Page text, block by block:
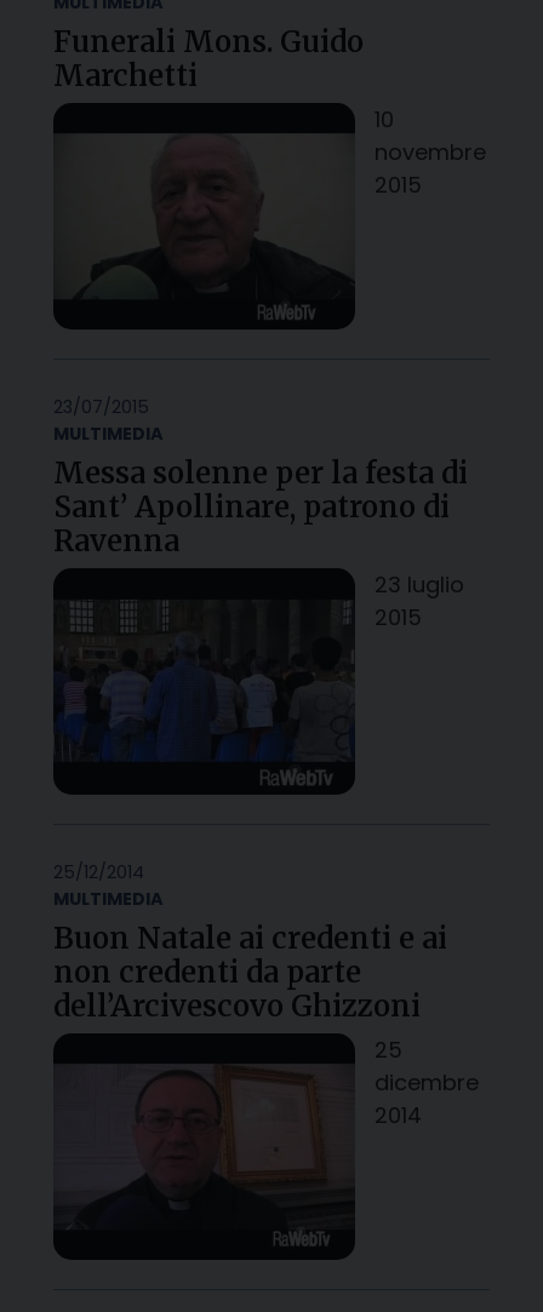
Funerali Mons. Guido
Marchetti
10
novembre
2015
23/07/2015
MULTIMEDIA
Messa solenne per la festa di
Sant’ Apollinare, patrono di
Ravenna
23 luglio
2015
25/12/2014
MULTIMEDIA
Buon Natale ai credenti e ai
non credenti da parte
dell’Arcivescovo Ghizzoni
25
dicembre
2014